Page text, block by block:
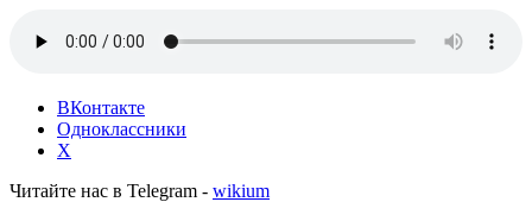
ВКонтакте
Одноклассники
X
Читайте нас в Telegram - wikium